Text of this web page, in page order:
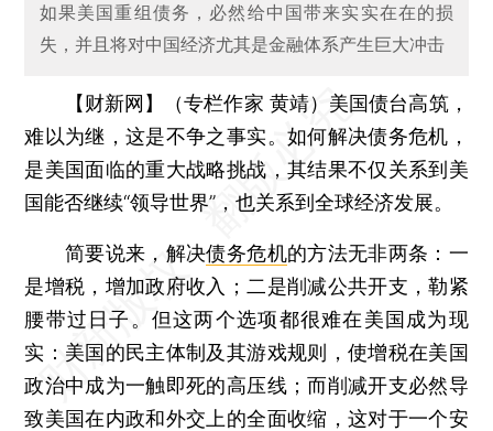
如果美国重组债务，必然给中国带来实实在在的损
失，并且将对中国经济尤其是金融体系产生巨大冲击
【财新网】（专栏作家 黄靖） 美国债台高筑，
难以为继，这是不争之事实。如何解决债务危机，
是美国面临的重大战略挑战，其结果不仅关系到美
国能否继续“领导世界”，也关系到全球经济发展。
简要说来，解决债务危机的方法无非两条：一
是增税，增加政府收入；二是削减公共开支，勒紧
腰带过日子。但这两个选项都很难在美国成为现
实：美国的民主体制及其游戏规则，使增税在美国
政治中成为一触即死的高压线；而削减开支必然导
致美国在内政和外交上的全面收缩，这对于一个安